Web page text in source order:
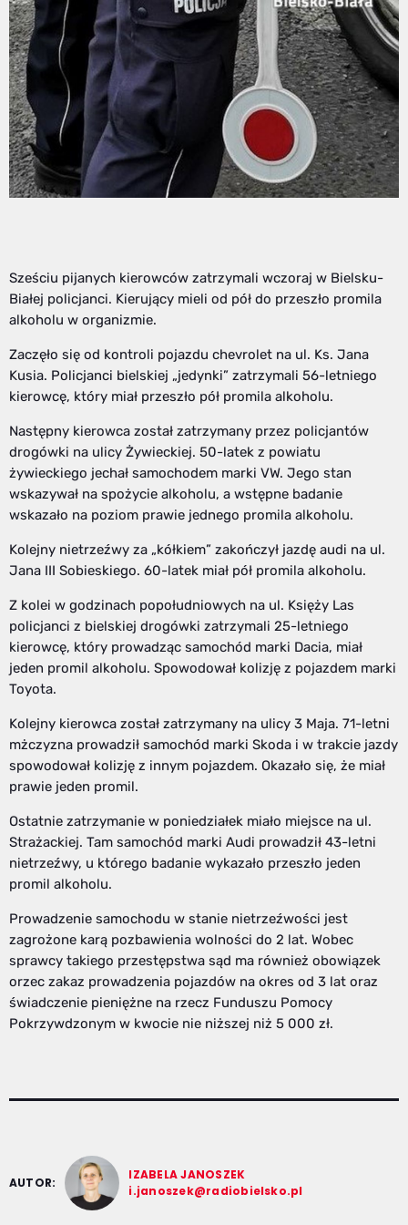
Sześciu pijanych kierowców zatrzymali wczoraj w Bielsku-
Białej policjanci. Kierujący mieli od pół do przeszło promila
alkoholu w organizmie.
Zaczęło się od kontroli pojazdu chevrolet na ul. Ks. Jana
Kusia. Policjanci bielskiej „jedynki” zatrzymali 56-letniego
kierowcę, który miał przeszło pół promila alkoholu.
Następny kierowca został zatrzymany przez policjantów
drogówki na ulicy Żywieckiej. 50-latek z powiatu
żywieckiego jechał samochodem marki VW. Jego stan
wskazywał na spożycie alkoholu, a wstępne badanie
wskazało na poziom prawie jednego promila alkoholu.
Kolejny nietrzeźwy za „kółkiem” zakończył jazdę audi na ul.
Jana III Sobieskiego. 60-latek miał pół promila alkoholu.
Z kolei w godzinach popołudniowych na ul. Księży Las
policjanci z bielskiej drogówki zatrzymali 25-letniego
kierowcę, który prowadząc samochód marki Dacia, miał
jeden promil alkoholu. Spowodował kolizję z pojazdem marki
Toyota.
Kolejny kierowca został zatrzymany na ulicy 3 Maja. 71-letni
mżczyzna prowadził samochód marki Skoda i w trakcie jazdy
spowodował kolizję z innym pojazdem. Okazało się, że miał
prawie jeden promil.
Ostatnie zatrzymanie w poniedziałek miało miejsce na ul.
Strażackiej. Tam samochód marki Audi prowadził 43-letni
nietrzeźwy, u którego badanie wykazało przeszło jeden
promil alkoholu.
Prowadzenie samochodu w stanie nietrzeźwości jest
zagrożone karą pozbawienia wolności do 2 lat. Wobec
sprawcy takiego przestępstwa sąd ma również obowiązek
orzec zakaz prowadzenia pojazdów na okres od 3 lat oraz
świadczenie pieniężne na rzecz Funduszu Pomocy
Pokrzywdzonym w kwocie nie niższej niż 5 000 zł.
AUTOR:
IZABELA JANOSZEK
i.janoszek@radiobielsko.pl